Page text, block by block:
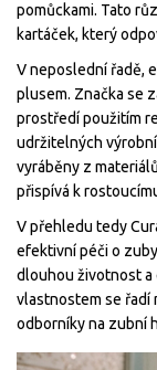
pomůckami. Tato
kartáček, který
V neposlední řadě,
plusem. Značka se
prostředí použitím
udržitelných
vyráběny z
přispívá k
V přehledu tedy
efektivní péči o
dlouhou životnost
vlastnostem se řadí
odborníky na zubní